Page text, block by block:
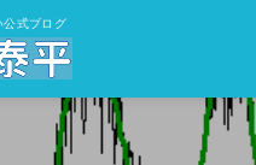
公式ブログ